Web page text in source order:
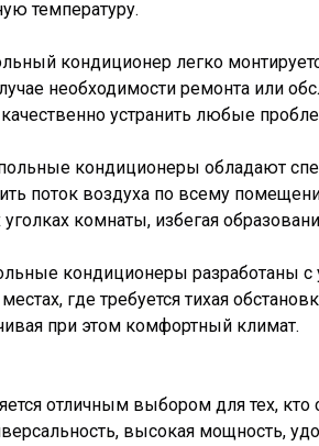
температуру.
кондиционер легко
необходимости ремонта или
устранить любые
кондиционеры обладают
поток воздуха по всему
комнаты, избегая
кондиционеры разработаны
где требуется тихая
при этом комфортный климат.
отличным выбором для тех, кто
высокая мощность,